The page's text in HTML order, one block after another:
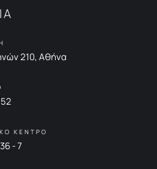
210, Αθήνα
ΚΕΝΤΡΟ
- 7